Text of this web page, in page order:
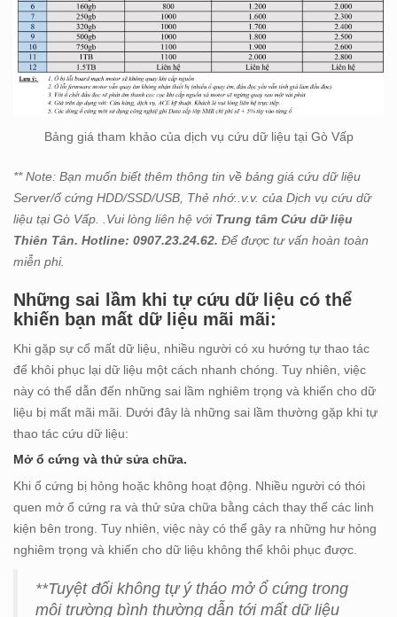
Bảng giá tham khảo của dịch vụ cứu dữ liệu tại Gò Vấp
** Note: Bạn muốn biết thêm thông tin về bảng giá cứu dữ liệu
Server/ổ cứng HDD/SSD/USB, Thẻ nhớ..v.v. của Dịch vụ cứu dữ
liệu tại Gò Vấp. .Vui lòng liên hệ với Trung tâm Cứu dữ liệu
Thiên Tân. Hotline: 0907.23.24.62. Để được tư vấn hoàn toàn
miễn phi.
Những sai lầm khi tự cứu dữ liệu có thể
khiến bạn mất dữ liệu mãi mãi:
Khi gặp sự cố mất dữ liệu, nhiều người có xu hướng tự thao tác
để khôi phục lại dữ liệu một cách nhanh chóng. Tuy nhiên, việc
này có thể dẫn đến những sai lầm nghiêm trọng và khiến cho dữ
liệu bị mất mãi mãi. Dưới đây là những sai lầm thường gặp khi tự
thao tác cứu dữ liệu:
Mở ổ cứng và thử sửa chữa.
Khi ổ cứng bị hỏng hoặc không hoạt động. Nhiều người có thói
quen mở ổ cứng ra và thử sửa chữa bằng cách thay thế các linh
kiện bên trong. Tuy nhiên, việc này có thể gây ra những hư hỏng
nghiêm trọng và khiến cho dữ liệu không thể khôi phục được.
**Tuyệt đối không tự ý tháo mở ổ cứng trong
môi trường bình thường dẫn tới mất dữ liệu